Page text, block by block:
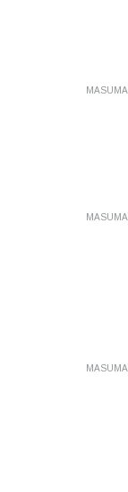
MASUMA
MASUMA
MASUMA